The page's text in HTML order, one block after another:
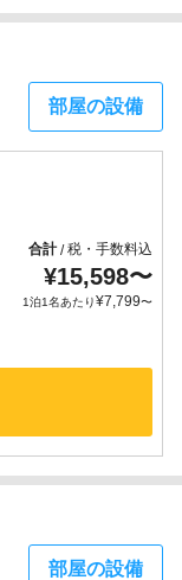
部屋の設備
合計/税・手数料込
¥15,598〜
1泊1名あたり¥7,799〜
部屋の設備